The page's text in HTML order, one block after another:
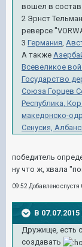
вошел в состав
2 Эрнст
реверсе
3 Германия,
А также
Всевеликое
Государство
Союза Горцев
Республика,
македонско-
Сенусия,
победитель
ну что ж, хвала
09:52 Добавлено спустя
В
Дружище, есть
создавать